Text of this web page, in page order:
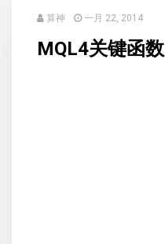
算神 一月 22, 2014
MQL4关键函数